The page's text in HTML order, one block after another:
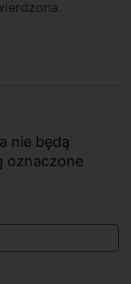
nie będą
oznaczone